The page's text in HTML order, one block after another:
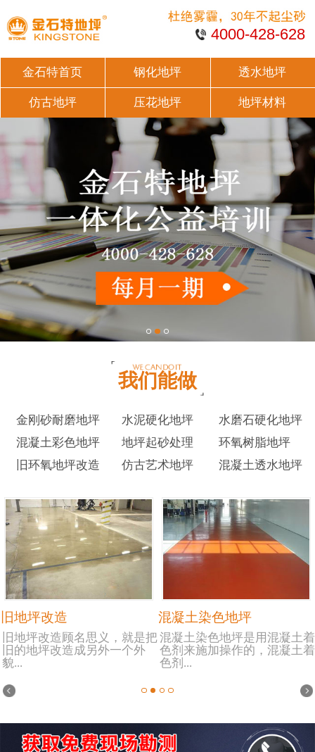
4000-428-628
金石特首页 钢化地坪 透水地坪
仿古地坪 压花地坪 地坪材料
我们能做
金刚砂耐磨地坪 水泥硬化地坪
水磨石硬化地坪
混凝土彩色地坪
地坪起砂处理
环氧树脂地坪
旧环氧地坪改造
仿古艺术地坪 混凝土透水地坪
旧地坪改造
旧地坪改造顾名思义，就是把
旧的地坪改造成另外一个外
貌...
混凝土染色地坪
混凝土染色地坪是用混凝土着
色剂来施加操作的，混凝土着
色剂...